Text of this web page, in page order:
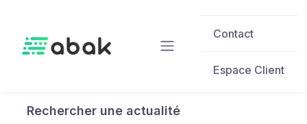
Contact
Espace Client
Rechercher une actualité